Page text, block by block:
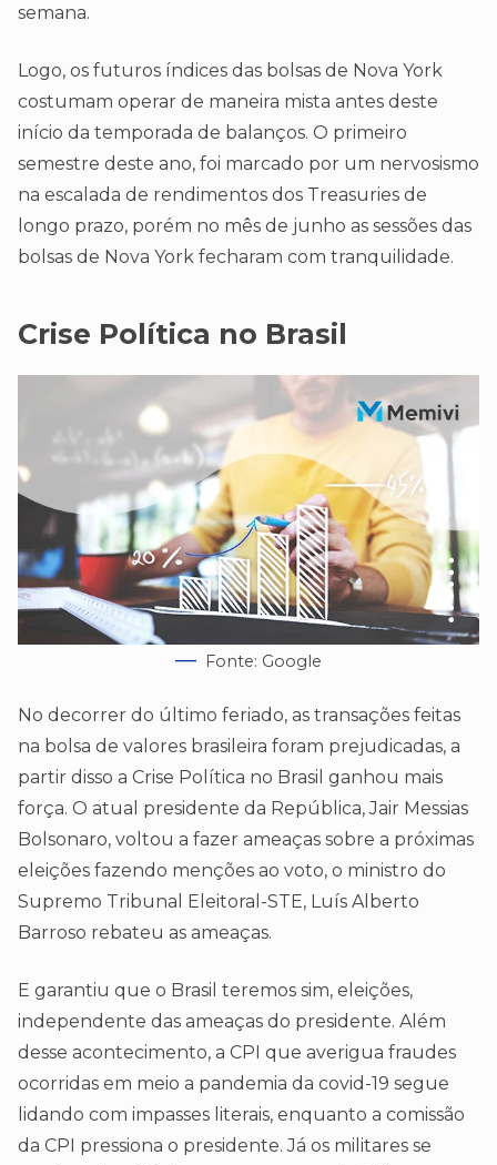
semana.
Logo, os futuros índices das bolsas de Nova York
costumam operar de maneira mista antes deste
início da temporada de balanços. O primeiro
semestre deste ano, foi marcado por um nervosismo
na escalada de rendimentos dos Treasuries de
longo prazo, porém no mês de junho as sessões das
bolsas de Nova York fecharam com tranquilidade.
Crise Política no Brasil
Fonte: Google
No decorrer do último feriado, as transações feitas
na bolsa de valores brasileira foram prejudicadas, a
partir disso a Crise Política no Brasil ganhou mais
força. O atual presidente da República, Jair Messias
Bolsonaro, voltou a fazer ameaças sobre a próximas
eleições fazendo menções ao voto, o ministro do
Supremo Tribunal Eleitoral-STE, Luís Alberto
Barroso rebateu as ameaças.
E garantiu que o Brasil teremos sim, eleições,
independente das ameaças do presidente. Além
desse acontecimento, a CPI que averigua fraudes
ocorridas em meio a pandemia da covid-19 segue
lidando com impasses literais, enquanto a comissão
da CPI pressiona o presidente. Já os militares se